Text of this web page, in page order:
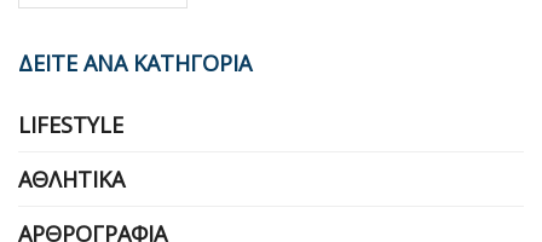
ΔΕΙΤΕ ΑΝΑ ΚΑΤΗΓΟΡΙΑ
LIFESTYLE
ΑΘΛΗΤΙΚΆ
ΑΡΘΡΟΓΡΑΦΊΑ